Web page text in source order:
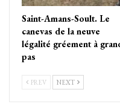
Saint-Amans-Soult. Le
canevas de la neuve
légalité gréement à
pas
PREV NEXT